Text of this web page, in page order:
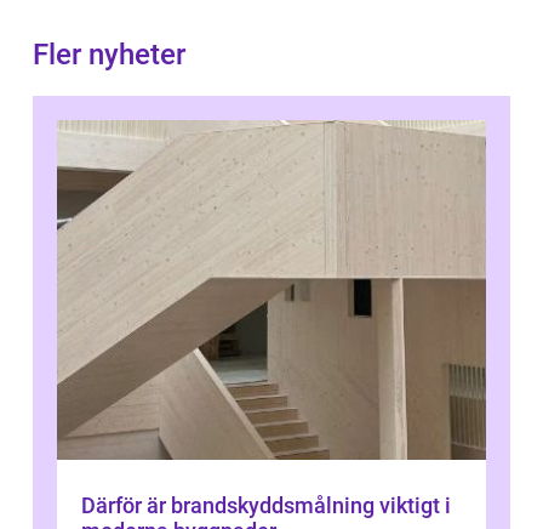
Fler nyheter
Därför är brandskyddsmålning viktigt i